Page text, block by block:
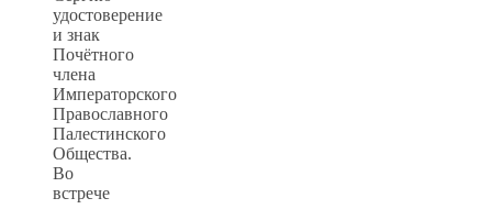
удостоверение
и знак
Почётного
члена
Императорского
Православного
Палестинского
Общества.
Во
встрече